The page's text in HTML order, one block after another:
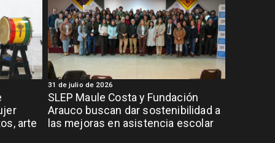
arte
SLEP Maule Costa y Fundación
Arauco buscan dar sostenibilidad a
las mejoras en asistencia escolar
31 de julio de 2026